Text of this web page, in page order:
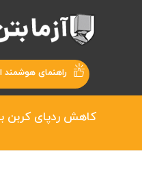
راهنمای هوشمند
کاهش ردپای کربن